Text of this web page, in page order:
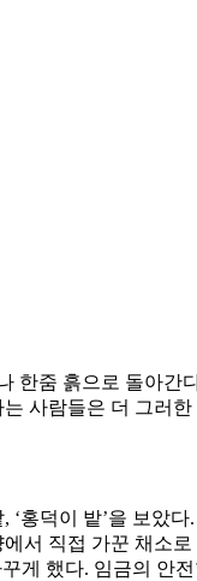
줌 흙으로 돌아간
사람들은 더 그러
홍덕이 밭’을 보았
서 직접 가꾼 채소
게 했다. 임금의 안